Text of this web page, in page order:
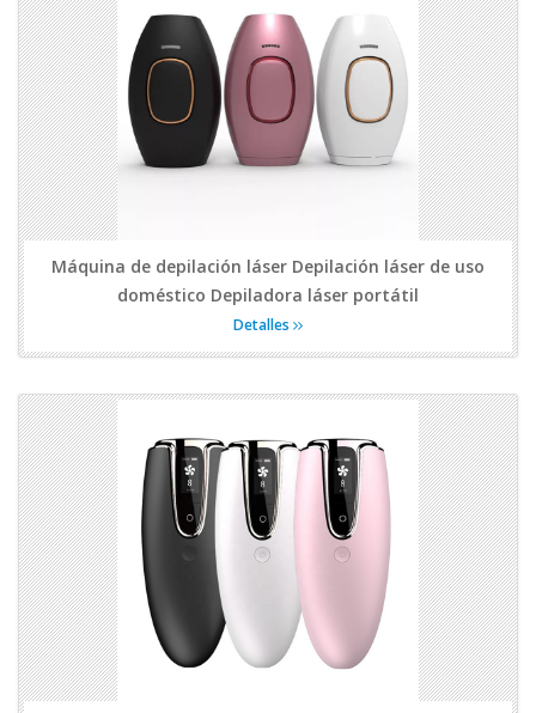
Máquina de depilación láser Depilación láser de uso
doméstico Depiladora láser portátil
Detalles